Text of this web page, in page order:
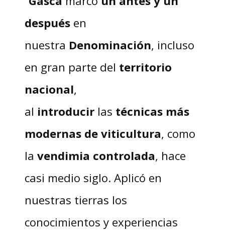
despuésen
nuestra Denominación, incluso
en gran parte del territorio
nacional,
al introducirlas técnicas más
modernas de viticultura, como
la vendimia controlada, hace
casi medio siglo. Aplicó en
nuestras tierras los
conocimientos y experiencias